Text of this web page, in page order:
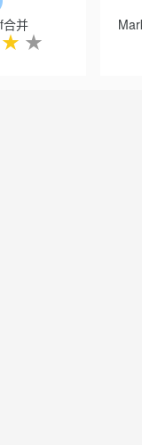
合并
★ ★